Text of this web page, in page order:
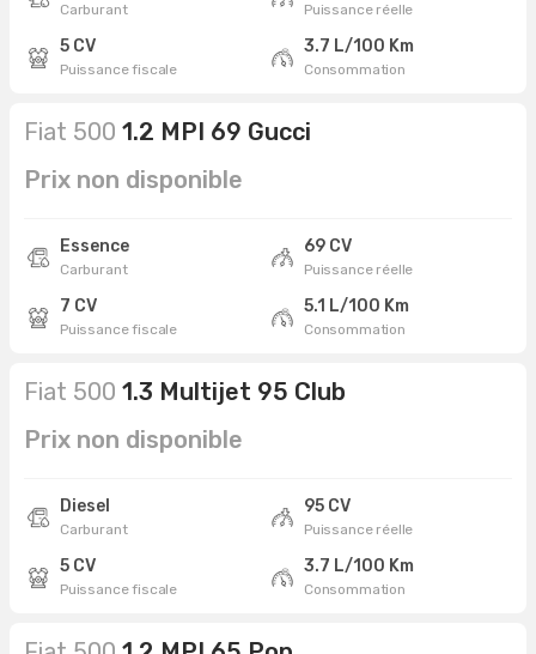
Carburant Puissance réelle
5 CV
Puissance fiscale
3.7 L/100 Km
Consommation
Fiat 500 1.2 MPI 69 Gucci
Prix non disponible
Essence
Carburant
69 CV
Puissance réelle
7 CV
Puissance fiscale
5.1 L/100 Km
Consommation
Fiat 500 1.3 Multijet 95 Club
Prix non disponible
Diesel
Carburant
95 CV
Puissance réelle
5 CV
Puissance fiscale
3.7 L/100 Km
Consommation